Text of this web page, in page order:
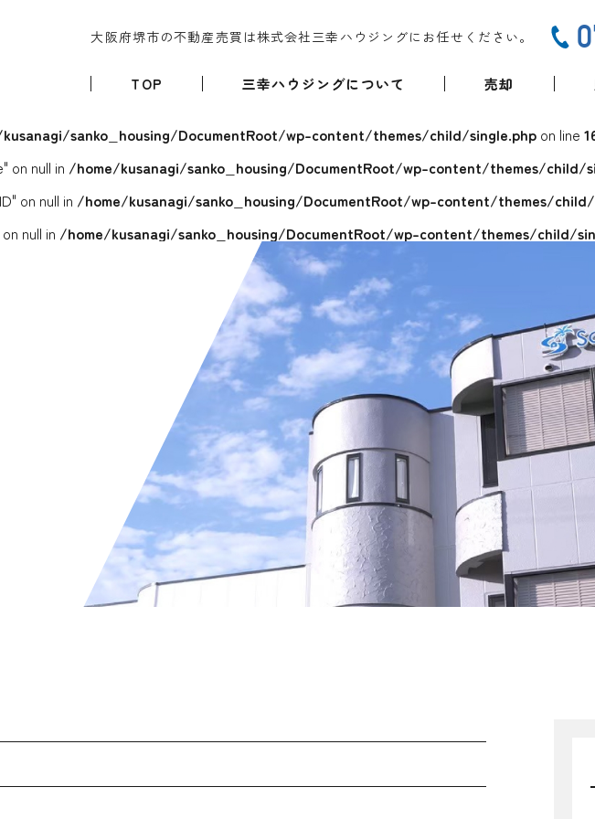
大阪府堺市の不動産売買は株式会社三幸ハウジングにお任せください。
TOP 三幸ハウジングについて 売却
sanko_housing/DocumentRoot/wp-content/themes/child/single.php on line
on null in /home/kusanagi/sanko_housing/DocumentRoot/wp-content/themes/child/
on null in /home/kusanagi/sanko_housing/DocumentRoot/wp-content/themes/child/
null in /home/kusanagi/sanko_housing/DocumentRoot/wp-content/themes/child/